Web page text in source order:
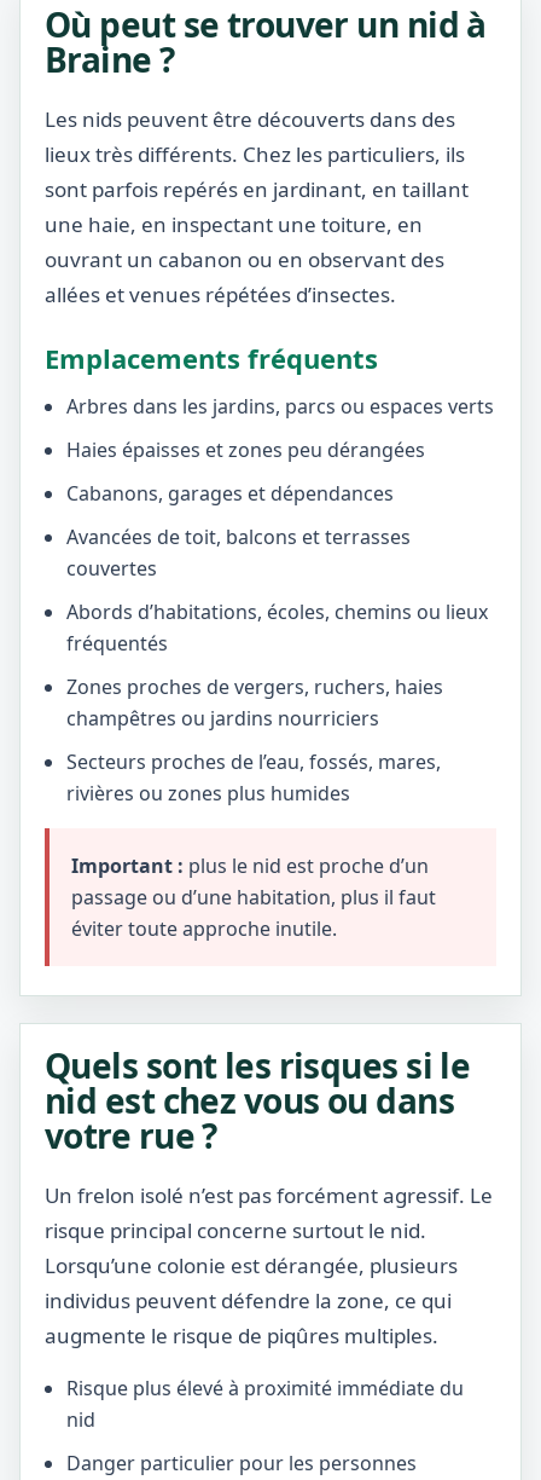
Où peut se trouver un nid à
Braine ?
Les nids peuvent être découverts dans des
lieux très différents. Chez les particuliers, ils
sont parfois repérés en jardinant, en taillant
une haie, en inspectant une toiture, en
ouvrant un cabanon ou en observant des
allées et venues répétées d’insectes.
Emplacements fréquents
Arbres dans les jardins, parcs ou espaces verts
Haies épaisses et zones peu dérangées
Cabanons, garages et dépendances
Avancées de toit, balcons et terrasses
couvertes
Abords d’habitations, écoles, chemins ou lieux
fréquentés
Zones proches de vergers, ruchers, haies
champêtres ou jardins nourriciers
Secteurs proches de l’eau, fossés, mares,
rivières ou zones plus humides
Important : plus le nid est proche d’un
passage ou d’une habitation, plus il faut
éviter toute approche inutile.
Quels sont les risques si le
nid est chez vous ou dans
votre rue ?
Un frelon isolé n’est pas forcément agressif. Le
risque principal concerne surtout le nid.
Lorsqu’une colonie est dérangée, plusieurs
individus peuvent défendre la zone, ce qui
augmente le risque de piqûres multiples.
Risque plus élevé à proximité immédiate du
nid
Danger particulier pour les personnes